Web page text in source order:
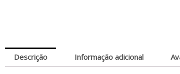
Descrição Informação adicional